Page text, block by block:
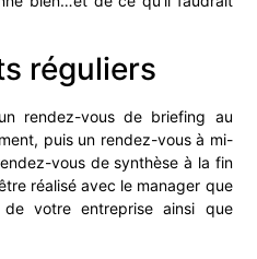
réguliers
rendez-vous de briefing au
puis un rendez-vous à mi-
vous de synthèse à la fin
réalisé avec le manager que
votre entreprise ainsi que